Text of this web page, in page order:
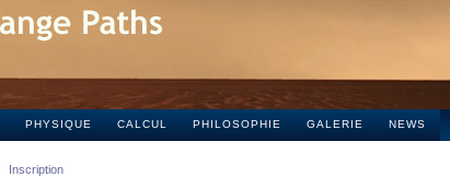
PHYSIQUE CALCUL PHILOSOPHIE GALERIE NEWS
Inscription